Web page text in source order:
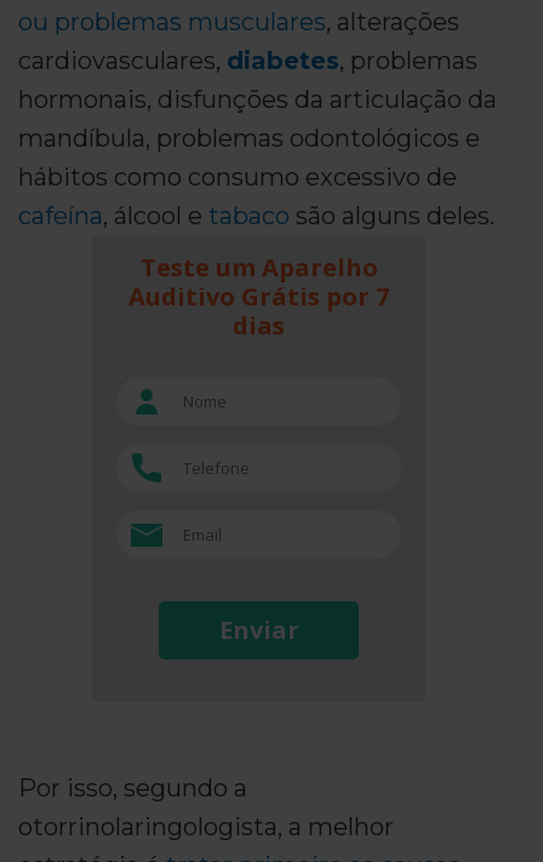
ou problemas musculares, alterações
cardiovasculares, diabetes, problemas
hormonais, disfunções da articulação da
mandíbula, problemas odontológicos e
hábitos como consumo excessivo de
cafeína, álcool e tabaco são alguns deles.
Teste um Aparelho
Auditivo Grátis por 7
dias
Enviar
Por isso, segundo a
otorrinolaringologista, a melhor